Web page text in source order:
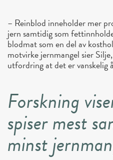
– Reinblod inneholder mer
jern samtidig som
blodmat som en del av
motvirke jernmangel sier
utfordring at det er vanskelig
Forskning
spiser mest
minst